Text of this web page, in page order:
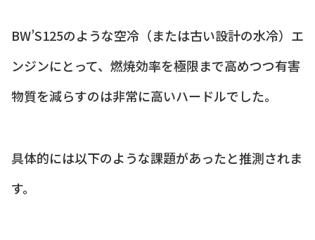
BW’S125のような空冷（または古い設計の水冷）エ
ンジンにとって、燃焼効率を極限まで高めつつ有害
物質を減らすのは非常に高いハードルでした。
具体的には以下のような課題があったと推測されま
す。